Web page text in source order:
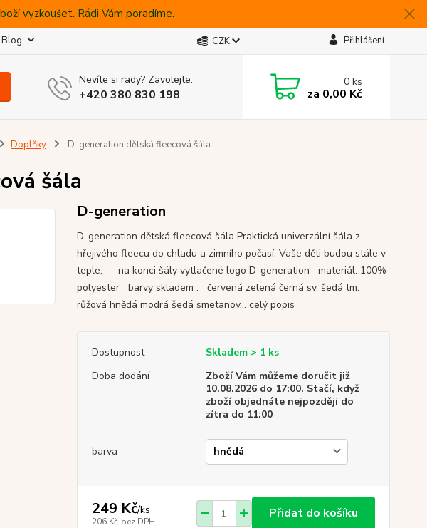
vyzkoušet. Rádi Vám poradíme.
Blog CZK Přihlášení
Nevíte si rady? Zavolejte.
+420 380 830 198
0ks
za 0,00 Kč
Doplňky D-generation dětská fleecová šála
šála
D-generation
D-generation dětská fleecová šála Praktická univerzální šála z
hřejivého fleecu do chladu a zimního počasí. Vaše děti budou stále v
teple. - na konci šály vytlačené logo D-generation materiál: 100%
polyester barvy skladem : červená zelená černá sv. šedá tm.
růžová hnědá modrá šedá smetanov... celý popis
Dostupnost
Skladem > 1 ks
Doba dodání
Zboží Vám můžeme doručit již
10.08.2026 do 17:00. Stačí, když
zboží objednáte nejpozději do
zítra do 11:00
barva
249 Kč/ks
206 Kč bez DPH
Přidat do košíku